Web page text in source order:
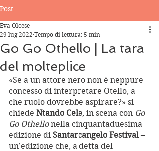
Post
Go Go Othello | La tara
del molteplice
Eva Olcese
29 lug 2022 Tempo di lettura: 5 min
«Se a un attore nero non è neppure
concesso di interpretare Otello, a
che ruolo dovrebbe aspirare?» si
chiede Ntando Cele, in scena con Go
Go Othello nella cinquantaduesima
edizione di Santarcangelo Festival –
un’edizione che, a detta del